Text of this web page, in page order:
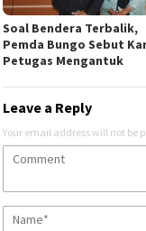
Soal Bendera Terbalik,
Pemda Bungo Sebut
Petugas Mengantuk
Leave a Reply
Your email address will not be